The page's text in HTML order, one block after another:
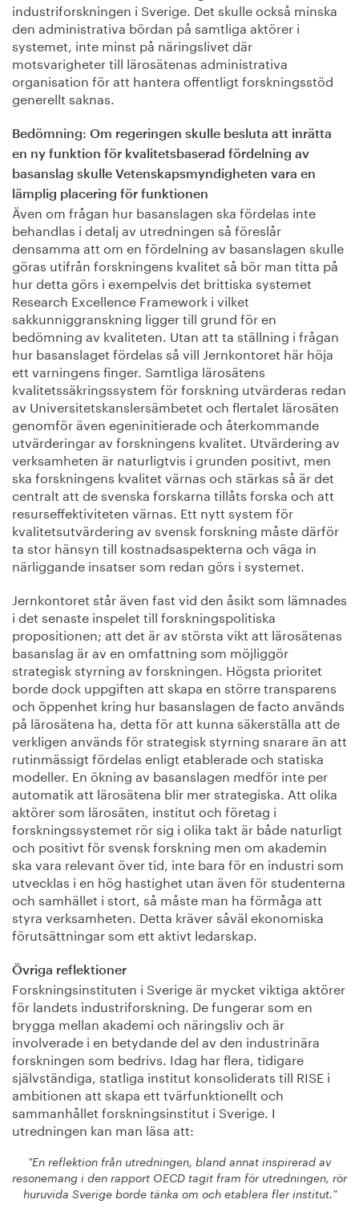
industriforskningen i Sverige. Det skulle också minska
den administrativa bördan på samtliga aktörer i
systemet, inte minst på näringslivet där
motsvarigheter till lärosätenas administrativa
organisation för att hantera offentligt forskningsstöd
generellt saknas.
Bedömning: Om regeringen skulle besluta att inrätta
en ny funktion för kvalitetsbaserad fördelning av
basanslag skulle Vetenskapsmyndigheten vara en
lämplig placering för funktionen
Även om frågan hur basanslagen ska fördelas inte
behandlas i detalj av utredningen så föreslår
densamma att om en fördelning av basanslagen skulle
göras utifrån forskningens kvalitet så bör man titta på
hur detta görs i exempelvis det brittiska systemet
Research Excellence Framework i vilket
sakkunniggranskning ligger till grund för en
bedömning av kvaliteten. Utan att ta ställning i frågan
hur basanslaget fördelas så vill Jernkontoret här höja
ett varningens finger. Samtliga lärosätens
kvalitetssäkringssystem för forskning utvärderas redan
av Universitetskanslersämbetet och flertalet lärosäten
genomför även egeninitierade och återkommande
utvärderingar av forskningens kvalitet. Utvärdering av
verksamheten är naturligtvis i grunden positivt, men
ska forskningens kvalitet värnas och stärkas så är det
centralt att de svenska forskarna tillåts forska och att
resurseffektiviteten värnas. Ett nytt system för
kvalitetsutvärdering av svensk forskning måste därför
ta stor hänsyn till kostnadsaspekterna och väga in
närliggande insatser som redan görs i systemet.
Jernkontoret står även fast vid den åsikt som lämnades
i det senaste inspelet till forskningspolitiska
propositionen; att det är av största vikt att lärosätenas
basanslag är av en omfattning som möjliggör
strategisk styrning av forskningen. Högsta prioritet
borde dock uppgiften att skapa en större transparens
och öppenhet kring hur basanslagen de facto används
på lärosätena ha, detta för att kunna säkerställa att de
verkligen används för strategisk styrning snarare än att
rutinmässigt fördelas enligt etablerade och statiska
modeller. En ökning av basanslagen medför inte per
automatik att lärosätena blir mer strategiska. Att olika
aktörer som lärosäten, institut och företag i
forskningssystemet rör sig i olika takt är både naturligt
och positivt för svensk forskning men om akademin
ska vara relevant över tid, inte bara för en industri som
utvecklas i en hög hastighet utan även för studenterna
och samhället i stort, så måste man ha förmåga att
styra verksamheten. Detta kräver såväl ekonomiska
förutsättningar som ett aktivt ledarskap.
Övriga reflektioner
Forskningsinstituten i Sverige är mycket viktiga aktörer
för landets industriforskning. De fungerar som en
brygga mellan akademi och näringsliv och är
involverade i en betydande del av den industrinära
forskningen som bedrivs. Idag har flera, tidigare
självständiga, statliga institut konsoliderats till RISE i
ambitionen att skapa ett tvärfunktionellt och
sammanhållet forskningsinstitut i Sverige. I
utredningen kan man läsa att:
"En reflektion från utredningen, bland annat inspirerad av
resonemang i den rapport OECD tagit fram för utredningen, rör
huruvida Sverige borde tänka om och etablera fler institut."